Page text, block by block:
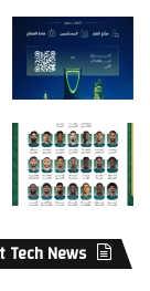
Tech News